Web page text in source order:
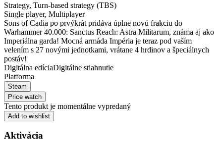
Strategy, Turn-based strategy (TBS)
Single player, Multiplayer
Sons of Cadia po prvýkrát pridáva úplne novú frakciu do
Warhammer 40.000: Sanctus Reach: Astra Militarum, známa aj ako
Imperiálna garda! Mocná armáda Impéria je teraz pod vaším
velením s 27 novými jednotkami, vrátane 4 hrdinov a špeciálnych
postáv!
Digitálna edíciaDigitálne stiahnutie
Platforma
Steam
Price watch
Tento produkt je momentálne vypredaný
Add to wishlist
Aktivácia